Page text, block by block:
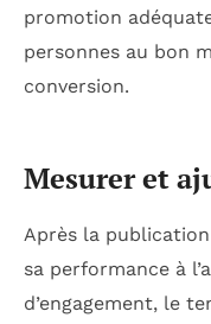
promotion
personnes au bon
conversion.
Mesurer et
Après la
sa performance à
d’engagement, le